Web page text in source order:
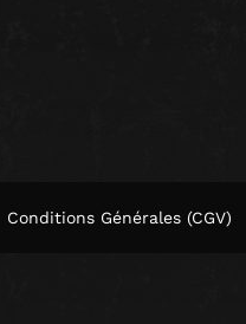
Conditions Générales (CGV)